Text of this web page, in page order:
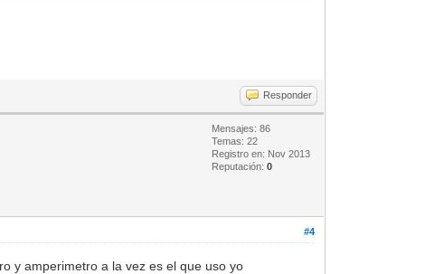
Responder
Mensajes: 86
Temas: 22
Registro en: Nov 2013
Reputación:0
#4
y amperimetro a la vez es el que uso yo